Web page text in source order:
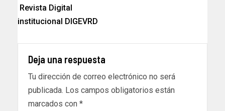
Revista Digital
institucional DIGEVRD
Deja una respuesta
Tu dirección de correo electrónico no será
publicada. Los campos obligatorios están
marcados con *